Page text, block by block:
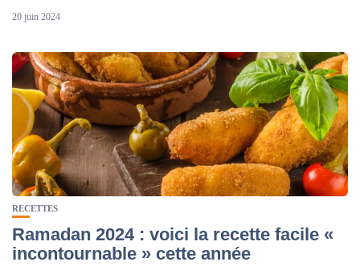
20 juin 2024
RECETTES
Ramadan 2024 : voici la recette facile «
incontournable » cette année